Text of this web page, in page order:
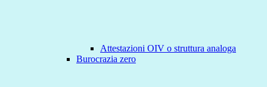
Attestazioni OIV o struttura analoga
Burocrazia zero